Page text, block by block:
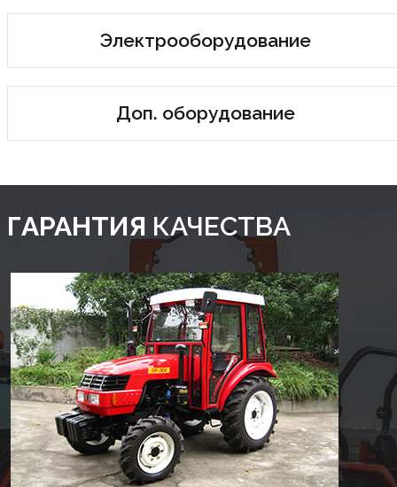
Электрооборудование
Доп. оборудование
ГАРАНТИЯ КАЧЕСТВА